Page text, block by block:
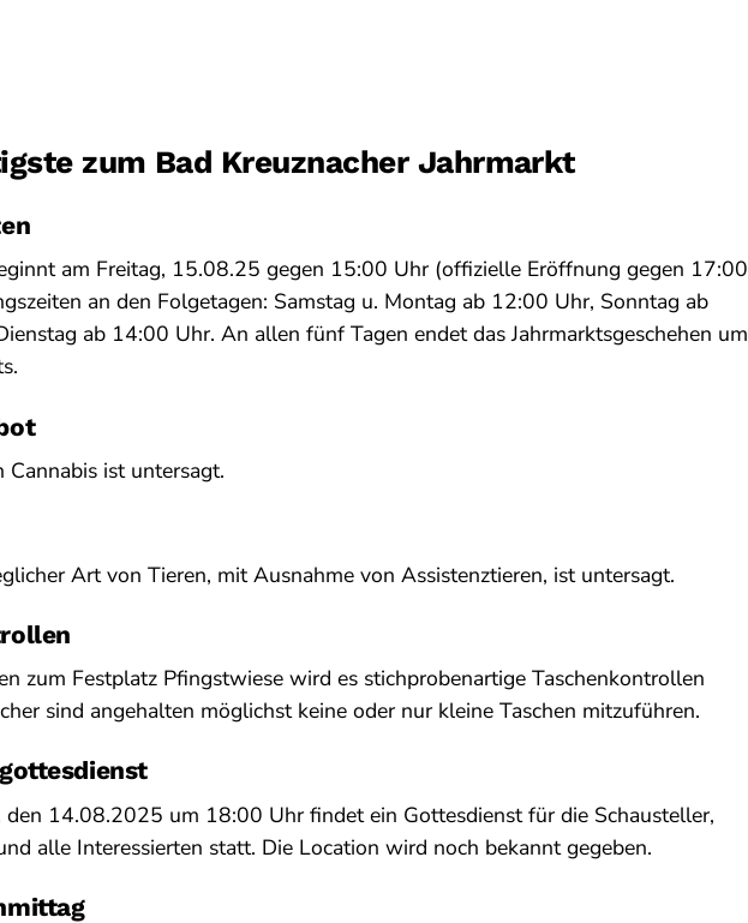
zum Bad Kreuznacher Jahrmarkt
am Freitag, 15.08.25 gegen 15:00 Uhr (offizielle Eröffnung gegen 17:00
an den Folgetagen: Samstag u. Montag ab 12:00 Uhr, Sonntag ab
ab 14:00 Uhr. An allen fünf Tagen endet das Jahrmarktsgeschehen um
Cannabis ist untersagt.
Art von Tieren, mit Ausnahme von Assistenztieren, ist untersagt.
zum Festplatz Pfingstwiese wird es stichprobenartige Taschenkontrollen
sind angehalten möglichst keine oder nur kleine Taschen mitzuführen.
den 14.08.2025 um 18:00 Uhr findet ein Gottesdienst für die Schausteller,
alle Interessierten statt. Die Location wird noch bekannt gegeben.